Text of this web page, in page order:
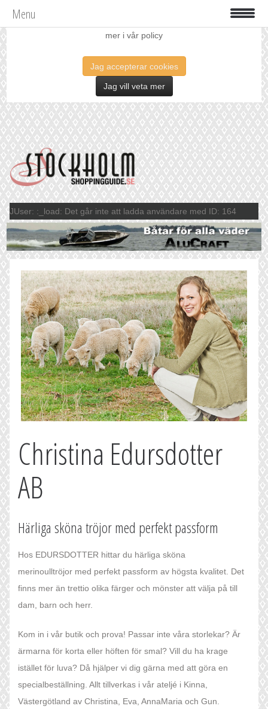
Vi använder oss av cookies för att förbättra din upplevelse. Läs
mer i vår policy
Jag accepterar cookies
Jag vill veta mer
Menu
JUser: :_load: Det går inte att ladda användare med ID: 164
Christina Edursdotter
AB
Härliga sköna tröjor med perfekt passform
Hos EDURSDOTTER hittar du härliga sköna
merinoulltröjor med perfekt passform av högsta kvalitet. Det
finns mer än trettio olika färger och mönster att välja på till
dam, barn och herr.
Kom in i vår butik och prova! Passar inte våra storlekar? Är
ärmarna för korta eller höften för smal? Vill du ha krage
istället för luva? Då hjälper vi dig gärna med att göra en
specialbeställning. Allt tillverkas i vår ateljé i Kinna,
Västergötland av Christina, Eva, AnnaMaria och Gun.